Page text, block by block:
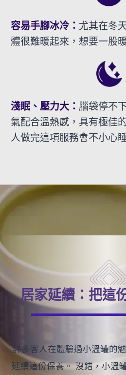
容易手腳冰冷： 尤其在冬
體很難暖起來，想要一股
淺眠、壓力大： 腦袋停不
氣配合溫熱感，具有極佳
人做完這項服務會不小心
居家延續：把這
許多客人在體驗過小溫罐的
延續這份保養。 沒錯，小溫